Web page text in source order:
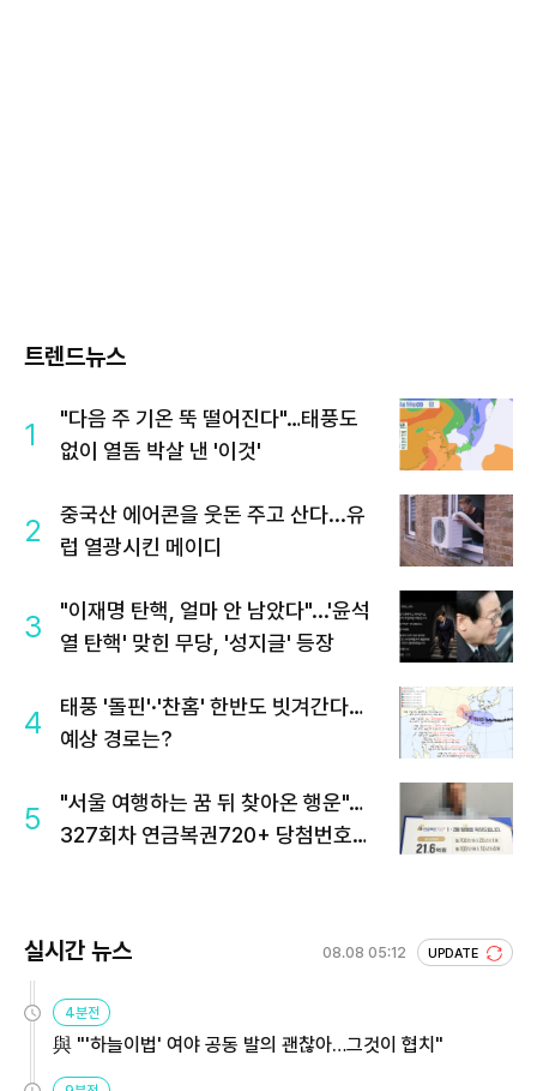
트렌드뉴스
1
"다음 주 기온 뚝 떨어진다"…태풍도
없이 열돔 박살 낸 '이것'
2
중국산 에어콘을 웃돈 주고 산다...유
럽 열광시킨 메이디
3
"이재명 탄핵, 얼마 안 남았다"...'윤석
열 탄핵' 맞힌 무당, '성지글' 등장
4
태풍 '돌핀'·'찬홈' 한반도 빗겨간다…
예상 경로는?
5
"서울 여행하는 꿈 뒤 찾아온 행운"…
327회차 연금복권720+ 당첨번호조
실시간 뉴스 08.08 05:12 UPDATE
4분전
與 "'하늘이법' 여야 공동 발의 괜찮아…그것이 협치"